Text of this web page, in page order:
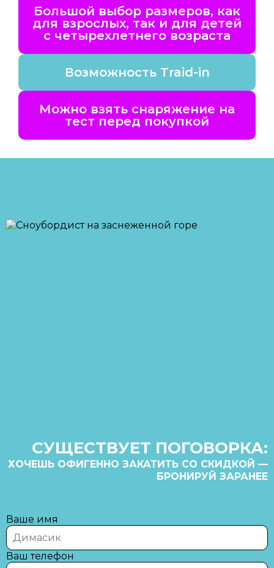
Большой выбор размеров, как
для взрослых, так и для детей
с четырехлетнего возраста
Возможность Traid-in
Можно взять снаряжение на
тест перед покупкой
СУЩЕСТВУЕТ ПОГОВОРКА:
ХОЧЕШЬ ОФИГЕННО ЗАКАТИТЬ СО СКИДКОЙ —
БРОНИРУЙ ЗАРАНЕЕ
Ваше имя
Ваш телефон